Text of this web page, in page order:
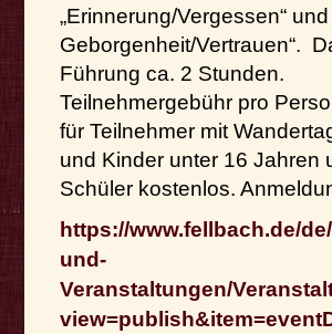
„Erinnerung/Vergessen“ und
Geborgenheit/Vertrauen“.
Führung ca. 2 Stunden.
Teilnehmergebühr pro
für Teilnehmer mit
und Kinder unter 16 Jahren
Schüler kostenlos.
https://www.fellbach.de/
und-
Veranstaltungen/